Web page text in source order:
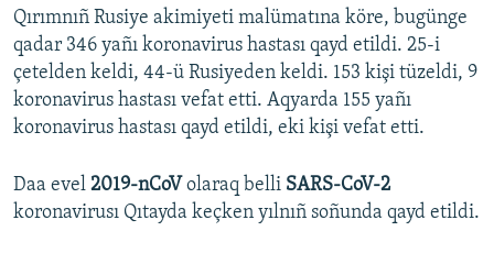
Qırımnıñ Rusiye akimiyeti malümatına köre, bugünge
qadar 346 yañı koronavirus hastası qayd etildi. 25-i
çetelden keldi, 44-ü Rusiyeden keldi. 153 kişi tüzeldi, 9
koronavirus hastası vefat etti. Aqyarda 155 yañı
koronavirus hastası qayd etildi, eki kişi vefat etti.
Daa evel 2019-nCoV olaraq belli SARS-CoV-2
koronavirusı Qıtayda keçken yılnıñ soñunda qayd etildi.